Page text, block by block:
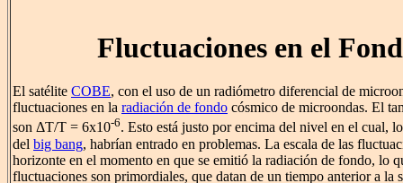
Fluctuaciones en el
El satélite COBE, con el uso de un radiómetro diferencial de
fluctuaciones en la radiación de fondo cósmico de microondas. El
son ΔT/T = 6x10-6. Esto está justo por encima del nivel en el cual,
del big bang, habrían entrado en problemas. La escala de las
horizonte en el momento en que se emitió la radiación de fondo, lo
fluctuaciones son primordiales, que datan de un tiempo anterior a la